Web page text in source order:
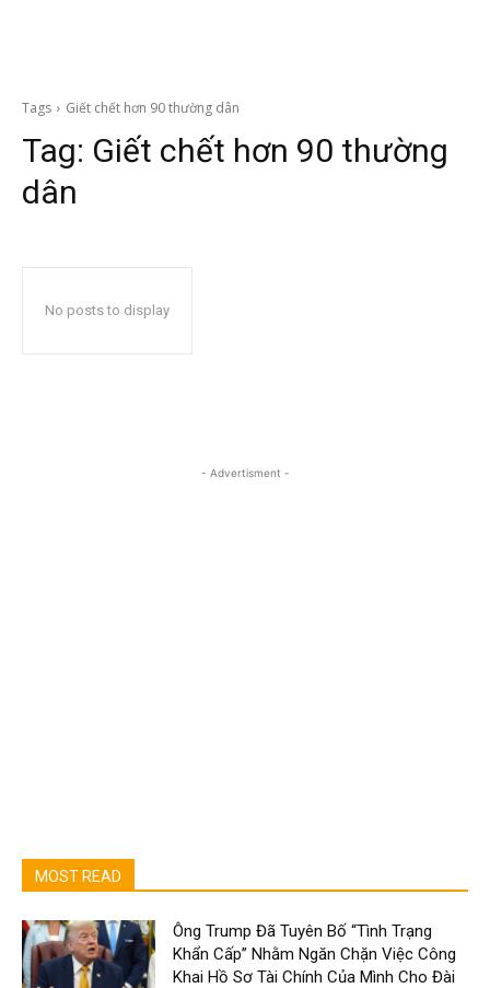
Tags Giết chết hơn 90 thường dân
Tag: Giết chết hơn 90 thường
dân
No posts to display
- Advertisment -
MOST READ
Ông Trump Đã Tuyên Bố “Tình Trạng
Khẩn Cấp” Nhằm Ngăn Chặn Việc Công
Khai Hồ Sơ Tài Chính Của Mình Cho Đài